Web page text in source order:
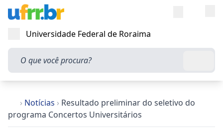
Abrir menu
Universidade Federal de Roraima
O que você procura?
› Notícias › Resultado preliminar do seletivo do
programa Concertos Universitários